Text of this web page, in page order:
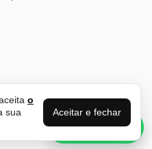
Perguntas sobre
- Marca pertencente à VFR SPORTS E
0001-59 - Localizada do endereço:
030
total ou parcial deste sítio
o
sua
Aceitar e fechar